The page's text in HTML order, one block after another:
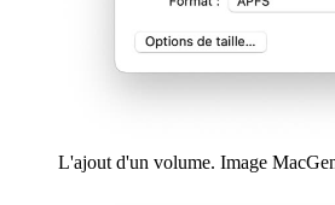
L'ajout d'un volume. Image